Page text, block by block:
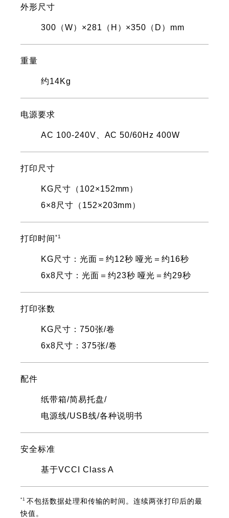
外形尺寸
300（W）×281（H）×350（D）mm
重量
约14Kg
电源要求
AC 100-240V、AC 50/60Hz 400W
打印尺寸
KG尺寸（102×152mm）
6×8尺寸（152×203mm）
打印时间 *1
KG尺寸：光面＝约12秒 哑光＝约16秒
6x8尺寸：光面＝约23秒 哑光＝约29秒
打印张数
KG尺寸：750张/卷
6x8尺寸：375张/卷
配件
纸带箱/简易托盘/
电源线/USB线/各种说明书
安全标准
基于VCCI Class A
*1 不包括数据处理和传输的时间。连续两张打印后的最
快值。